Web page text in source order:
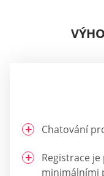
Chatování
Registrace
minimálními